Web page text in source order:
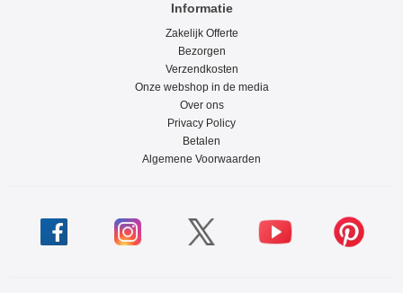
Informatie
Zakelijk Offerte
Bezorgen
Verzendkosten
Onze webshop in de media
Over ons
Privacy Policy
Betalen
Algemene Voorwaarden